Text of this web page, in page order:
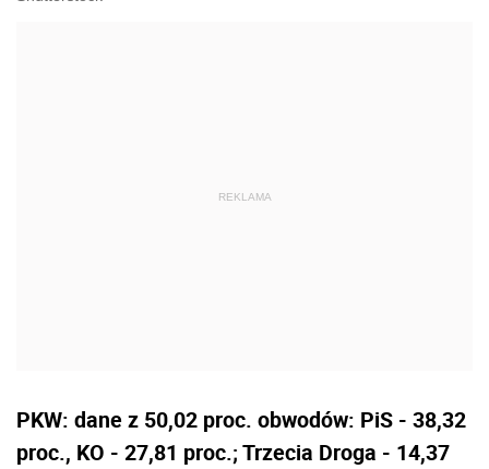
PKW: dane z 50,02 proc. obwodów: PiS - 38,32
proc., KO - 27,81 proc.; Trzecia Droga - 14,37